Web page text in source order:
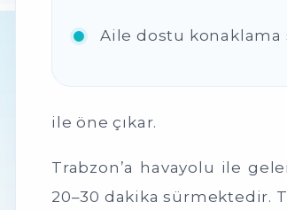
Aile dostu konaklama
ile öne çıkar.
Trabzon’a havayolu ile
20–30 dakika sürmektedir.